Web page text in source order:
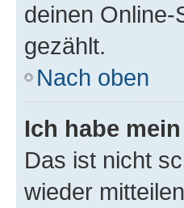
deinen
gezählt.
Nach oben
Ich habe
Das ist nicht
wieder